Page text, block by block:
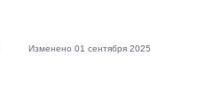
Изменено 01 сентября 2025